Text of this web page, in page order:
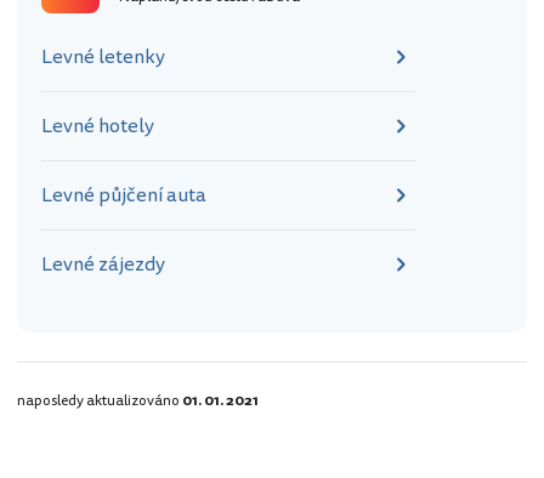
Levné letenky
Levné hotely
Levné půjčení auta
Levné zájezdy
naposledy aktualizováno 01. 01. 2021